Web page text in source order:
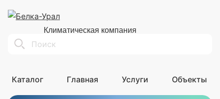
Климатическая компания
Search
Каталог Главная Услуги Объекты